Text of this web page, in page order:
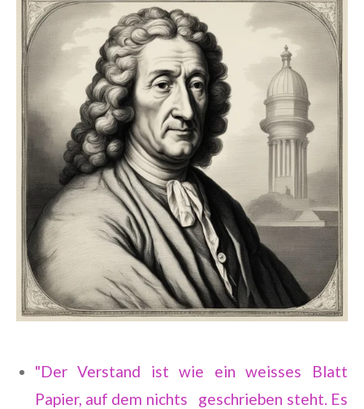
"Der Verstand ist wie ein weisses Blatt
Papier, auf dem nichts geschrieben steht. Es